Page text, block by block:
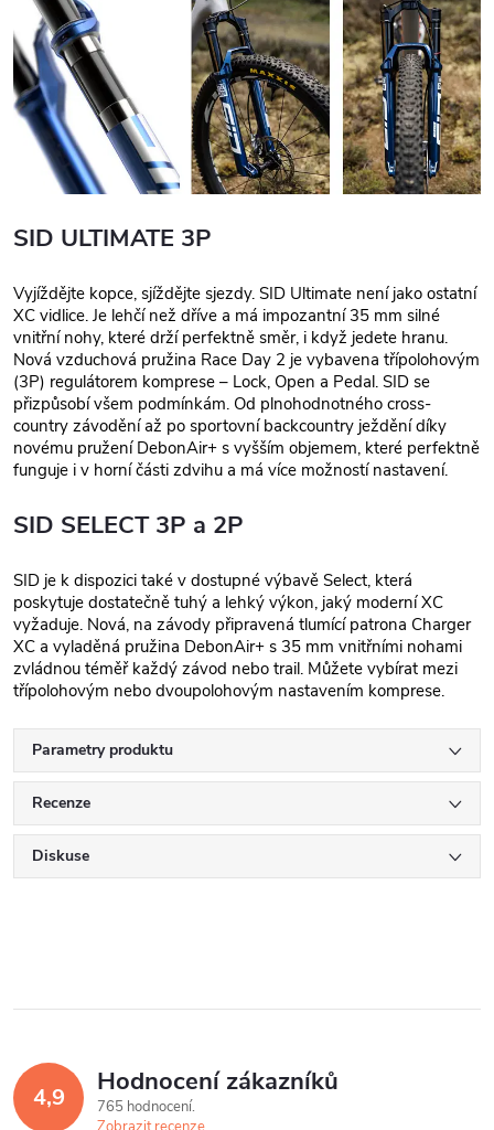
SID ULTIMATE 3P
Vyjíždějte kopce, sjíždějte sjezdy. SID Ultimate není jako ostatní
XC vidlice. Je lehčí než dříve a má impozantní 35 mm silné
vnitřní nohy, které drží perfektně směr, i když jedete hranu.
Nová vzduchová pružina Race Day 2 je vybavena třípolohovým
(3P) regulátorem komprese – Lock, Open a Pedal. SID se
přizpůsobí všem podmínkám. Od plnohodnotného cross-
country závodění až po sportovní backcountry ježdění díky
novému pružení DebonAir+ s vyšším objemem, které perfektně
funguje i v horní části zdvihu a má více možností nastavení.
SID SELECT 3P a 2P
SID je k dispozici také v dostupné výbavě Select, která
poskytuje dostatečně tuhý a lehký výkon, jaký moderní XC
vyžaduje. Nová, na závody připravená tlumící patrona Charger
XC a vyladěná pružina DebonAir+ s 35 mm vnitřními nohami
zvládnou téměř každý závod nebo trail. Můžete vybírat mezi
třípolohovým nebo dvoupolohovým nastavením komprese.
Parametry produktu
Recenze
Diskuse
4,9 Hodnocení zákazníků
765 hodnocení